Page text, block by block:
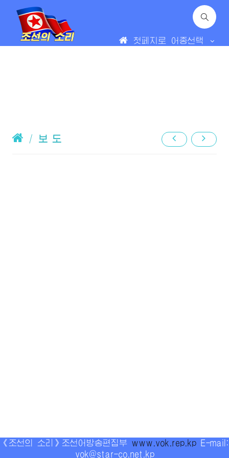
첫페지로 어종선택
/ 보 도
《조선의 소리》조선어방송편집부 www.vok.rep.kp E-mail:
vok@star-co.net.kp